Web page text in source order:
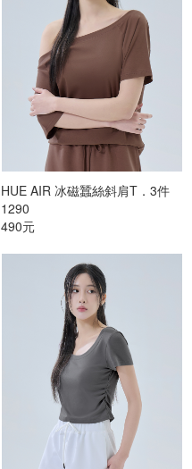
HUE AIR 冰磁蠶絲斜肩T．3件
1290
490元